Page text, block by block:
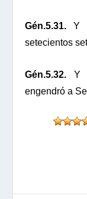
Gén.5.31. Y
setecientos
Gén.5.32. Y
engendró a